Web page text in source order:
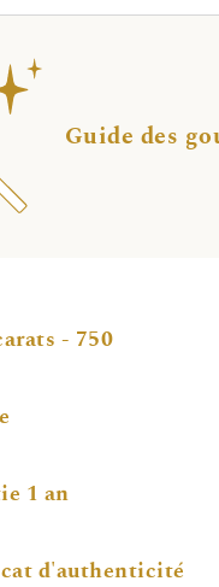
Guide des
- 750
1 an
d'authenticité